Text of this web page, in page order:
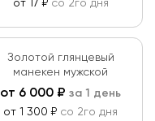
от 17 ₽ со 2го дня
Золотой глянцевый
манекен мужской
от 6 000 ₽ за 1 день
от 1 300 ₽ со 2го дня